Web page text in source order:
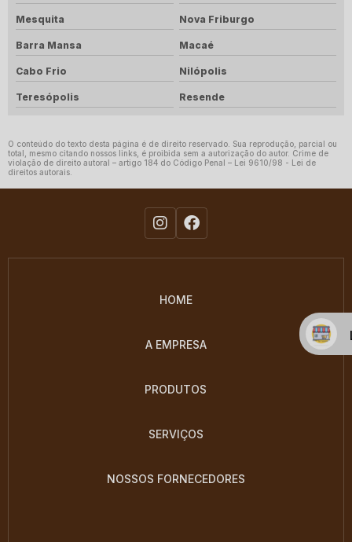
Mesquita Nova Friburgo
Barra Mansa Macaé
Cabo Frio Nilópolis
Teresópolis Resende
O conteúdo do texto desta página é de direito reservado. Sua reprodução, parcial ou
total, mesmo citando nossos links, é proibida sem a autorização do autor. Crime de
violação de direito autoral – artigo 184 do Código Penal – Lei 9610/98 - Lei de
direitos autorais
HOME
A EMPRESA
PRODUTOS
SERVIÇOS
NOSSOS FORNECEDORES